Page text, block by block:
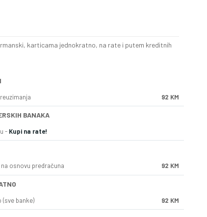
karticama jednokratno, na rate i putem kreditnih
92 KM
BANAKA
- Kupi na rate!
osnovu predračuna 92 KM
banke) 92 KM